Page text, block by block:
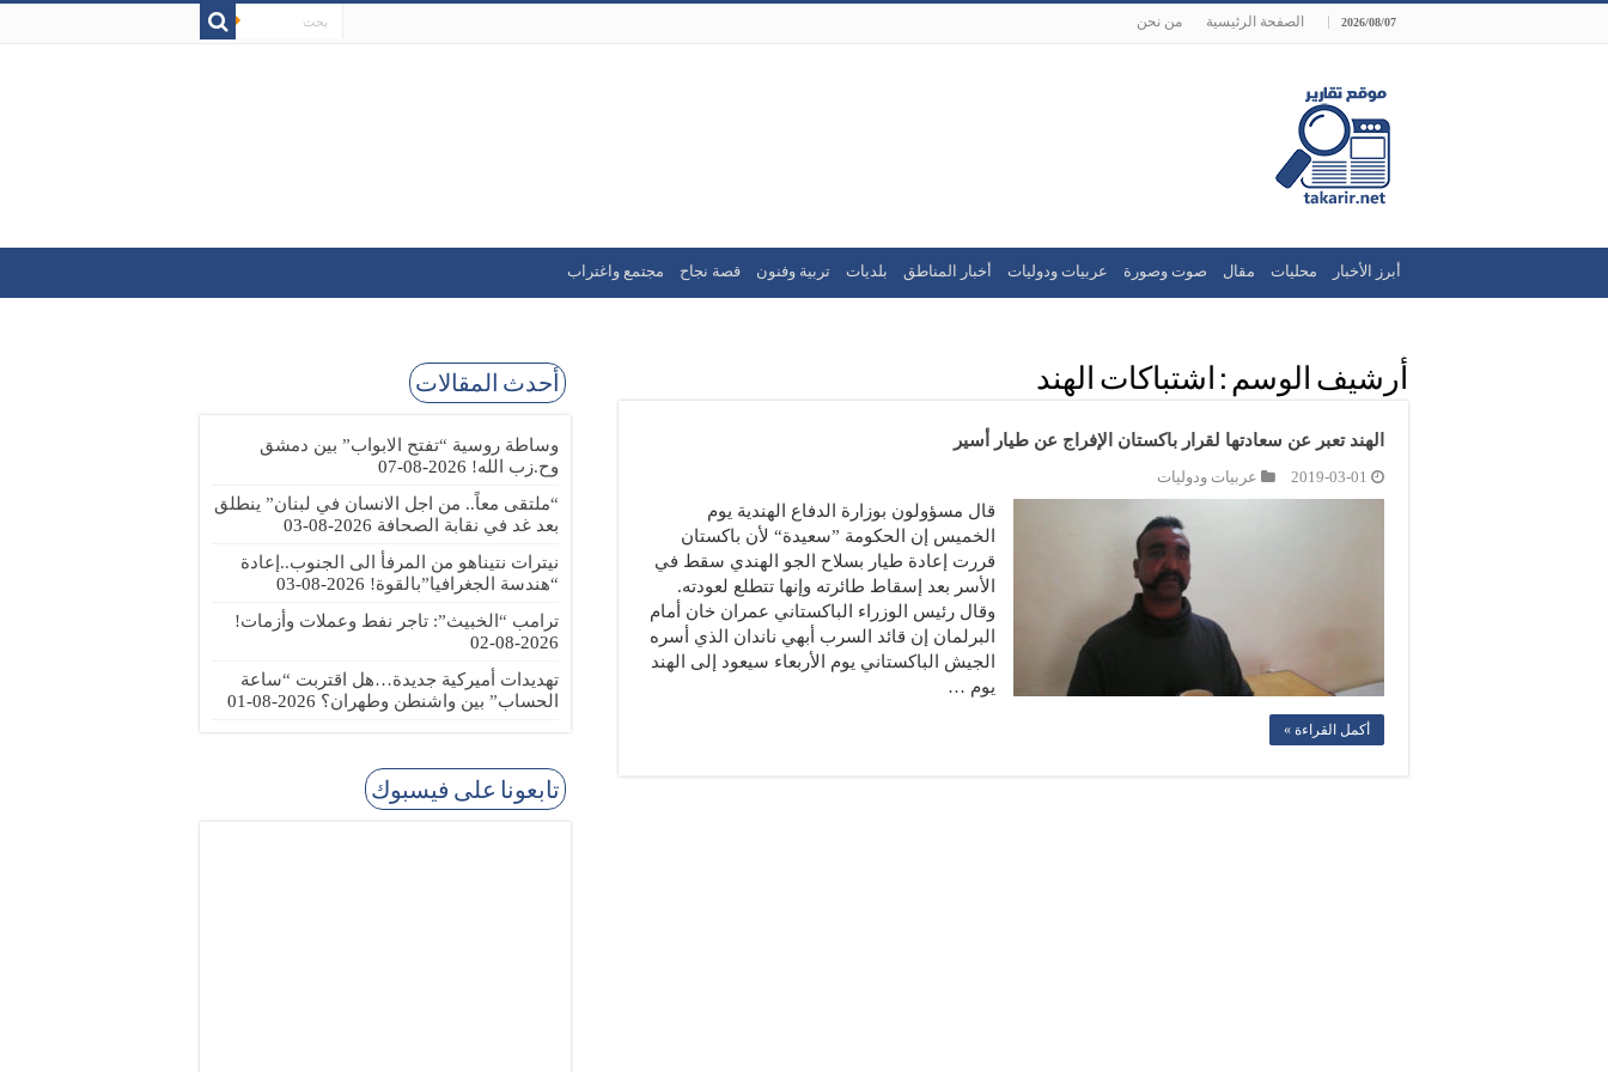
2026/08/07 الصفحة الرئيسية من نحن
أبرز الأخبار محليات مقال صوت وصورة عربيات ودوليات أخبار المناطق بلديات تربية وفنون قصة نجاح مجتمع واغتراب
أرشيف الوسم : اشتباكات الهند
الهند تعبر عن سعادتها لقرار باكستان الإفراج عن طيار أسير
2019-03-01 عربيات ودوليات
قال مسؤولون بوزارة الدفاع الهندية يوم
الخميس إن الحكومة ”سعيدة“ لأن باكستان
قررت إعادة طيار بسلاح الجو الهندي سقط في
الأسر بعد إسقاط طائرته وإنها تتطلع لعودته.
وقال رئيس الوزراء الباكستاني عمران خان أمام
البرلمان إن قائد السرب أبهي ناندان الذي أسره
الجيش الباكستاني يوم الأربعاء سيعود إلى الهند
يوم …
أكمل القراءة »
أحدث المقالات
وساطة روسية “تفتح الابواب” بين دمشق
وح.زب الله! 2026-08-07
“ملتقى معاً.. من اجل الانسان في لبنان” ينطلق
بعد غد في نقابة الصحافة 2026-08-03
نيترات نتيناهو من المرفأ الى الجنوب..إعادة
“هندسة الجغرافيا”بالقوة! 2026-08-03
ترامب “الخبيث”: تاجر نفط وعملات وأزمات!
2026-08-02
تهديدات أميركية جديدة…هل اقتربت “ساعة
الحساب” بين واشنطن وطهران؟ 2026-08-01
تابعونا على فيسبوك